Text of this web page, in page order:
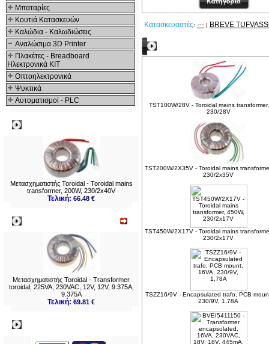
Μπαταρίες
Κουτιά Κατασκευών
Καλώδια - Καλωδιώσεις
Αναλώσιμα 3D Printer
Πλακέτες - Breadboard
Ηλεκτρονικά ΚΙΤ
Οπτοηλεκτρονικά
Ψυκτικά
Αυτοματισμοί - PLC
Μετασχηματιστής Toroidal - Toroidal mains
transformer, 200W, 230/2x40V
Τελική:66.48 €
Μετασχηματιστής Toroidal - Transformer
toroidal, 225VA, 230VAC, 12V, 12V, 9.375A,
9.375A
Τελική:69.81 €
Κατασκευαστές: --- | BREVE
TST100W/28V - Toroidal mains
230/28V
TST200W/2X35V - Toroidal mains
230/2x35V
TST450W/2X17V - Toroidal mains
230/2x17V
TSZZ16/9V - Encapsulated trafo, PCB
230/9V, 1,78A